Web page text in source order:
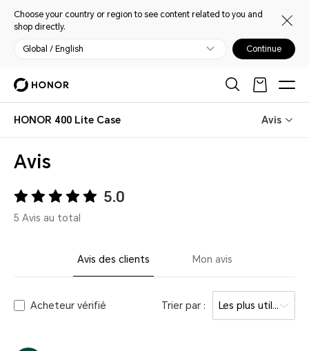
Choose your country or region to see content related to you and
shop directly.
Global / English Continue
HONOR 400 Lite Case Avis
Avis
5.0
5 Avis au total
Avis des clients Mon avis
Acheteur vérifié Trier par : Les plus utiles